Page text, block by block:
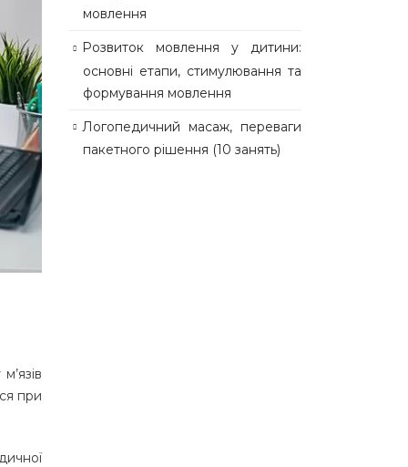
при
мовлення
Розвиток мовлення у дитини:
основні етапи, стимулювання та
формування мовлення
Логопедичний масаж, переваги
пакетного рішення (10 занять)